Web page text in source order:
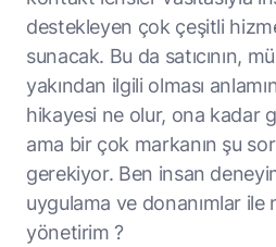
destekleyen çok çeşitli
sunacak. Bu da satıcının,
yakından ilgili olması
hikayesi ne olur, ona kadar
ama bir çok markanın şu
gerekiyor. Ben insan
uygulama ve donanımlar ile
yönetirim ?